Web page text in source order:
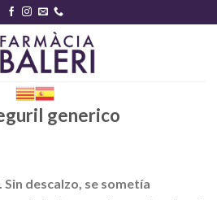
generico
descalzo, se sometía